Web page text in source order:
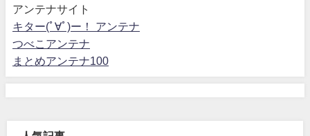
アンテナサイト
キター(ﾟ∀ﾟ)ー！ アンテナ
つべこアンテナ
まとめアンテナ100